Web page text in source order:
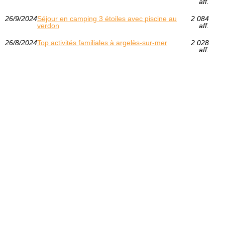
aff.
26/9/2024Séjour en camping 3 étoiles avec piscine au
verdon
2 084
aff.
26/8/2024Top activités familiales à argelès-sur-mer
2 028
aff.